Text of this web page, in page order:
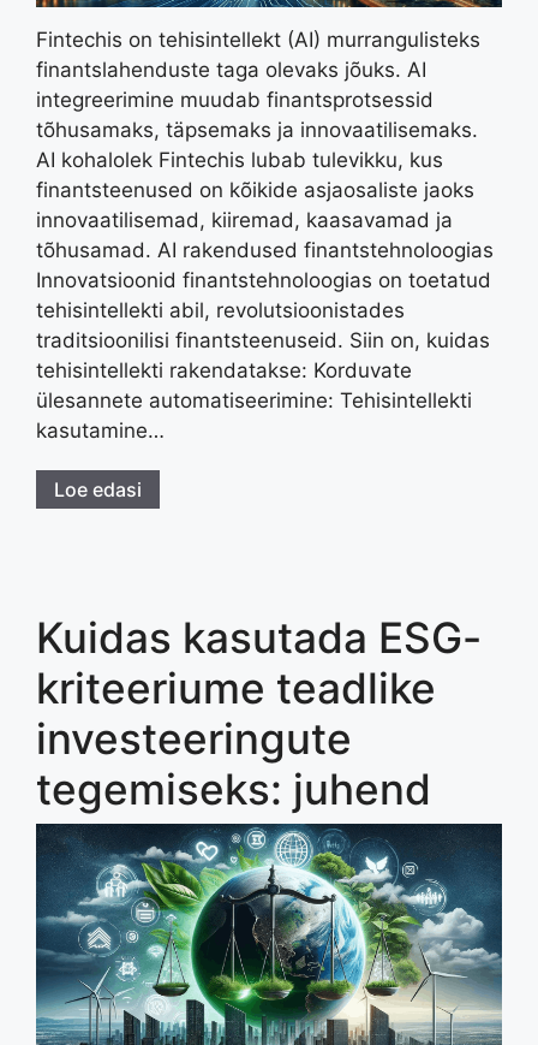
Fintechis on tehisintellekt (AI) murrangulisteks
finantslahenduste taga olevaks jõuks. AI
integreerimine muudab finantsprotsessid
tõhusamaks, täpsemaks ja innovaatilisemaks.
AI kohalolek Fintechis lubab tulevikku, kus
finantsteenused on kõikide asjaosaliste jaoks
innovaatilisemad, kiiremad, kaasavamad ja
tõhusamad. AI rakendused finantstehnoloogias
Innovatsioonid finantstehnoloogias on toetatud
tehisintellekti abil, revolutsioonistades
traditsioonilisi finantsteenuseid. Siin on, kuidas
tehisintellekti rakendatakse: Korduvate
ülesannete automatiseerimine: Tehisintellekti
kasutamine…
Loe edasi
Kuidas kasutada ESG-
kriteeriume teadlike
investeeringute
tegemiseks: juhend